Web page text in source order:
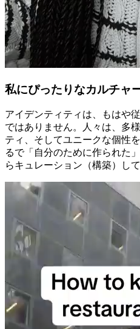
私にぴったりなカルチャ
アイデンティティは、もはや
ではありません。人々は、多
ティ、そしてユニークな個性
るで「自分のために作られた
らキュレーション（構築）して